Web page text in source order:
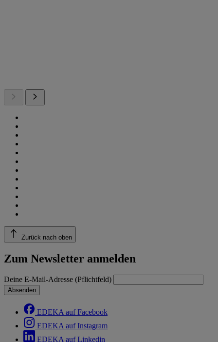
Zurück nach oben
Zum Newsletter anmelden
Deine E-Mail-Adresse (Pflichtfeld)
Absenden
EDEKA auf Facebook
EDEKA auf Instagram
EDEKA auf Linkedin